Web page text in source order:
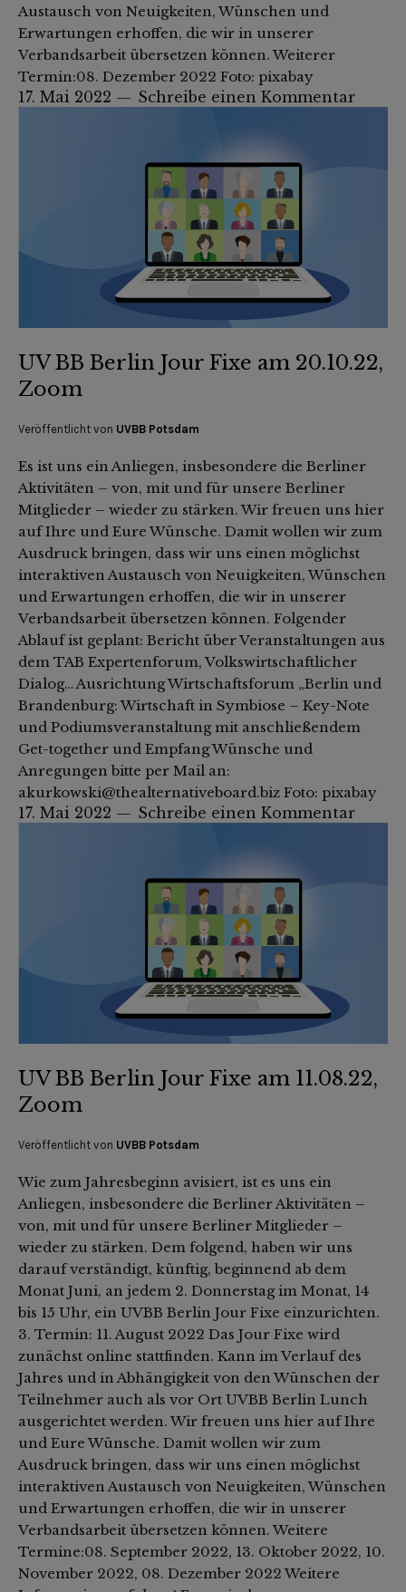
Austausch von Neuigkeiten, Wünschen und
Erwartungen erhoffen, die wir in unserer
Verbandsarbeit übersetzen können. Weiterer
Termin:08. Dezember 2022 Foto: pixabay
17. Mai 2022 Schreibe einen Kommentar
UV BB Berlin Jour Fixe am 20.10.22,
Zoom
Veröffentlicht von UVBB Potsdam
Es ist uns ein Anliegen, insbesondere die Berliner
Aktivitäten – von, mit und für unsere Berliner
Mitglieder – wieder zu stärken. Wir freuen uns hier
auf Ihre und Eure Wünsche. Damit wollen wir zum
Ausdruck bringen, dass wir uns einen möglichst
interaktiven Austausch von Neuigkeiten, Wünschen
und Erwartungen erhoffen, die wir in unserer
Verbandsarbeit übersetzen können. Folgender
Ablauf ist geplant: Bericht über Veranstaltungen aus
dem TAB Expertenforum, Volkswirtschaftlicher
Dialog… Ausrichtung Wirtschaftsforum „Berlin und
Brandenburg: Wirtschaft in Symbiose – Key-Note
und Podiumsveranstaltung mit anschließendem
Get-together und Empfang Wünsche und
Anregungen bitte per Mail an:
akurkowski@thealternativeboard.biz Foto: pixabay
17. Mai 2022 Schreibe einen Kommentar
UV BB Berlin Jour Fixe am 11.08.22,
Zoom
Veröffentlicht von UVBB Potsdam
Wie zum Jahresbeginn avisiert, ist es uns ein
Anliegen, insbesondere die Berliner Aktivitäten –
von, mit und für unsere Berliner Mitglieder –
wieder zu stärken. Dem folgend, haben wir uns
darauf verständigt, künftig, beginnend ab dem
Monat Juni, an jedem 2. Donnerstag im Monat, 14
bis 15 Uhr, ein UVBB Berlin Jour Fixe einzurichten.
3. Termin: 11. August 2022 Das Jour Fixe wird
zunächst online stattfinden. Kann im Verlauf des
Jahres und in Abhängigkeit von den Wünschen der
Teilnehmer auch als vor Ort UVBB Berlin Lunch
ausgerichtet werden. Wir freuen uns hier auf Ihre
und Eure Wünsche. Damit wollen wir zum
Ausdruck bringen, dass wir uns einen möglichst
interaktiven Austausch von Neuigkeiten, Wünschen
und Erwartungen erhoffen, die wir in unserer
Verbandsarbeit übersetzen können. Weitere
Termine:08. September 2022, 13. Oktober 2022, 10.
November 2022, 08. Dezember 2022 Weitere